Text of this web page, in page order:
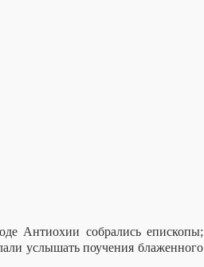
Антиохии собрались епископы;
услышать поучения блаженного